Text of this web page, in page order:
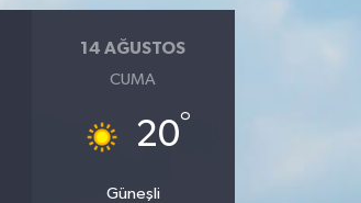
14 AĞUSTOS
CUMA
20°
Güneşli